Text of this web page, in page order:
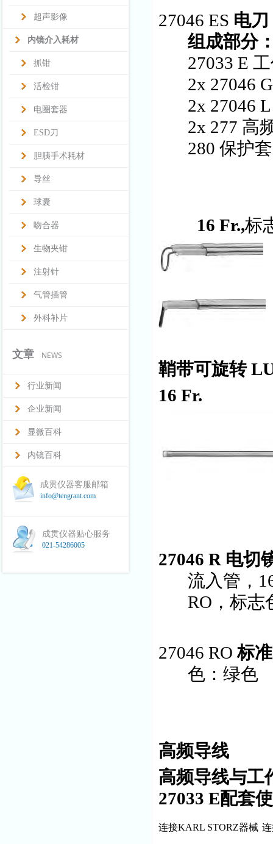
超声影像
内镜介入耗材
抓钳
活检钳
电圈套器
ESD刀
胆胰手术耗材
导丝
球囊
吻合器
生物夹钳
注射针
气管插管
外科补片
文章 NEWS
行业新闻
企业新闻
显微百科
内镜百科
成贯仪器客服邮箱
info@tengrant.com
成贯仪器贴心服务
021-54286005
27046 ES 电刀
组成部分
27033 E
2x 27046
2x 27046
2x 277 高
280 保护套
16 Fr.,标
鞘带可旋转
16 Fr.
27046 R 电切
流入管，
RO，标志
27046 RO 标
色：绿色
高频导线
高频导线与工
27033 E配套
连接KARL STORZ器械